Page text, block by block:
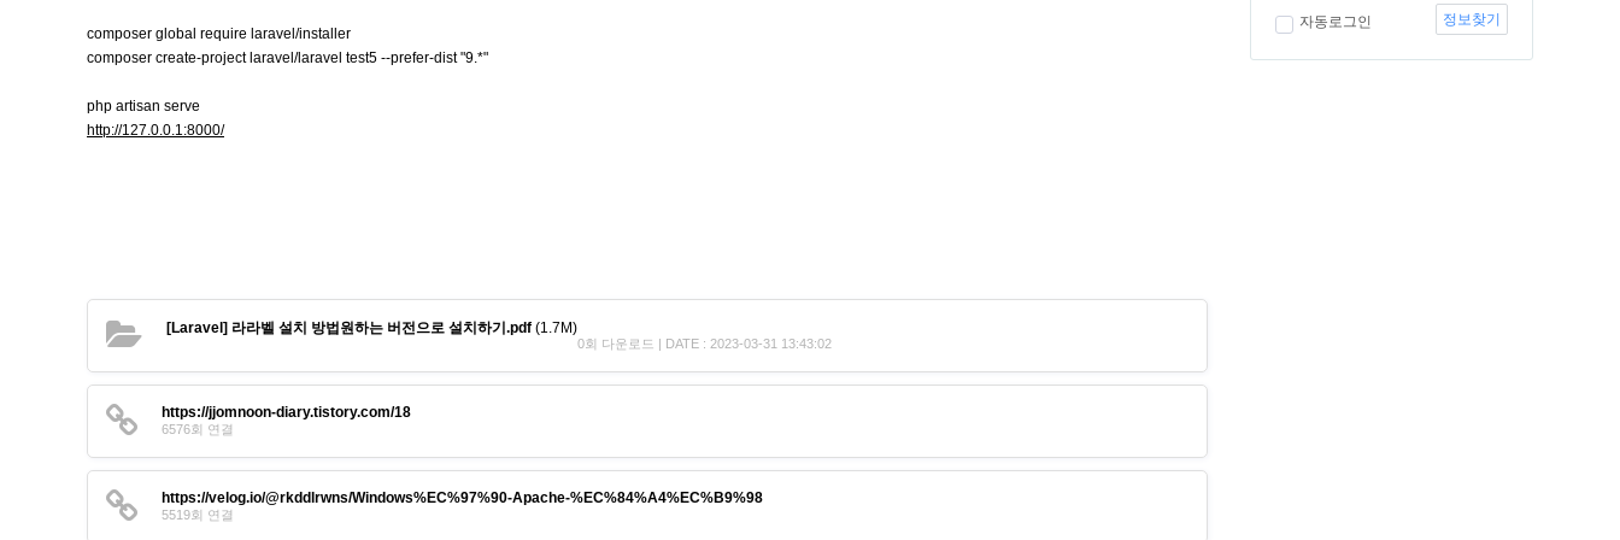
composer global require laravel/installer
composer create-project laravel/laravel test5 --prefer-dist "9.*"
php artisan serve
http://127.0.0.1:8000/
[Laravel] 라라벨 설치 방법원하는 버전으로 설치하기.pdf (1.7M)
0회 다운로드 | DATE : 2023-03-31 13:43:02
https://jjomnoon-diary.tistory.com/18
6576회 연결
https://velog.io/@rkddlrwns/Windows%EC%97%90-Apache-%EC%84%A4%EC%B9%98
5519회 연결
자동로그인 정보찾기